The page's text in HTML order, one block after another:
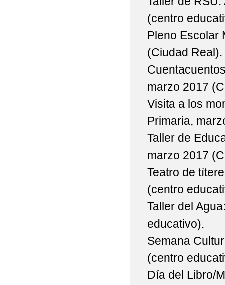
(centro
Pleno Escolar
(Ciudad Real).
marzo 2017
Visita a los
Primaria,
Taller de
marzo 2017
Teatro de
(centro
Taller del
educativo).
Semana
(centro
Día del Libro/